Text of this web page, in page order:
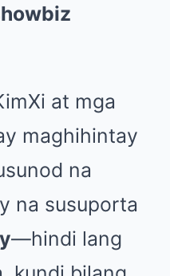
at mga
maghihintay
na
na susuporta
—hindi lang